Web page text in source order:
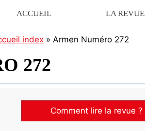
ACCUEIL LA REVUE
index » Armen Numéro 272
272
Comment lire la revue ?